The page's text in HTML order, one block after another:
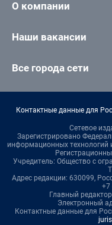
О компании
Наши вакансии
Все города сети
Контактные данные для
Сетевое
Зарегистрировано
информационных
Учредитель: Общество с
Адрес редакции: 630099,
+7
Главный
Электронный
Контактные данные для